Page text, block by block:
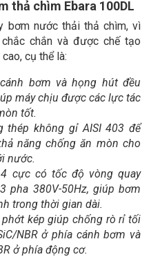
thả chìm Ebara 100DL
bơm nước thải thả chìm, vì
chắn và được chế tạo
cụ thể là:
bơm và họng hút đều
máy chịu được các lực tác
tốt.
thép không gỉ AISI 403 để
năng chống ăn mòn cho
nước.
cực có tốc độ vòng quay
pha 380V-50Hz, giúp bơm
trong thời gian dài.
kép giúp chống rò rỉ tối
NBR ở phía cánh bơm và
ở phía động cơ.